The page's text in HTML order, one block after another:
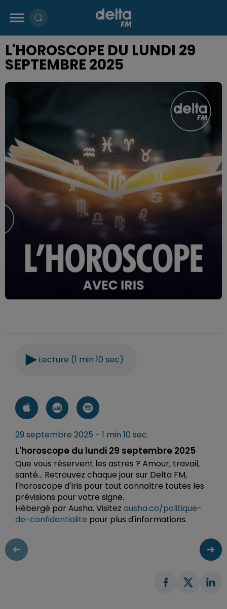
L'HOROSCOPE DU LUNDI 29
SEPTEMBRE 2025
Lecture (1 min 10 sec)
29 septembre 2025 - 1 min 10 sec
L'horoscope du lundi 29 septembre 2025
Que vous réservent les astres ? Amour, travail,
santé... Retrouvez chaque jour sur Delta FM,
l'horoscope d'Iris pour tout connaître toutes les
prévisions pour votre signe.
Hébergé par Ausha. Visitez ausha.co/politique-
de-confidentialite pour plus d'informations.